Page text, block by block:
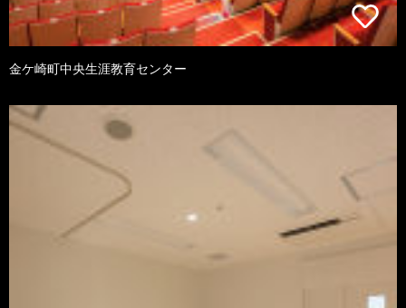
金ケ崎町中央生涯教育センター